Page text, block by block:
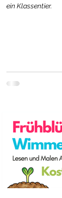
ein Klassentier.